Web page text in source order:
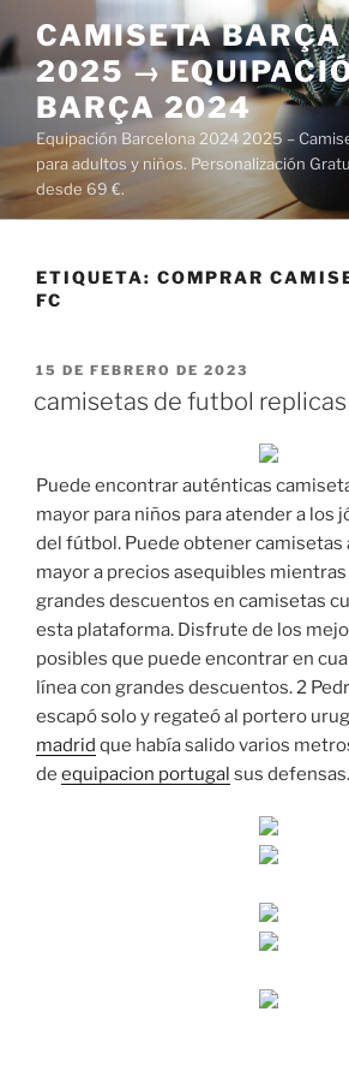
al
contenido
CAMISETA
2025 →
BARÇA 2024
Equipación Barcelona 2024 2025 –
para adultos y niños. Personalización
desde 69 €.
ETIQUETA: COMPRAR
FC
PUBLICADO
15 DE FEBRERO DE 2023
camisetas de futbol
Puede encontrar auténticas
mayor para niños para atender a los
del fútbol. Puede obtener camisetas
mayor a precios asequibles
grandes descuentos en camisetas
esta plataforma. Disfrute de los
posibles que puede encontrar en
línea con grandes descuentos. 2
escapó solo y regateó al portero
madrid que había salido varios
de equipacion portugal sus defensas.